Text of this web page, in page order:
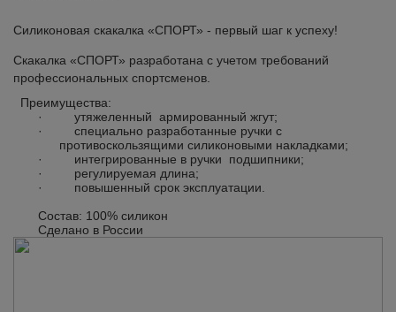
Силиконовая скакалка «СПОРТ» - первый шаг к успеху!
Скакалка «СПОРТ» разработана с учетом требований
профессиональных спортсменов.
Преимущества:
·
утяжеленный армированный жгут;
·
специально разработанные ручки с
противоскользящими силиконовыми накладками;
·
интегрированные в ручки подшипники;
·
регулируемая длина;
·
повышенный срок эксплуатации.
Состав: 100% силикон
Сделано в России